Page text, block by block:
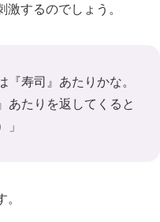
するのでしょう。
『寿司』あたりかな。
あたりを返してくると